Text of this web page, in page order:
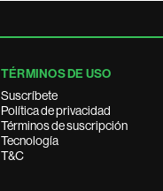
TÉRMINOS DE USO
Suscríbete
Política de privacidad
Términos de suscripción
Tecnología
T&C